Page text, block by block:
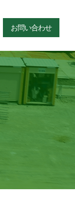
お問い合わせ